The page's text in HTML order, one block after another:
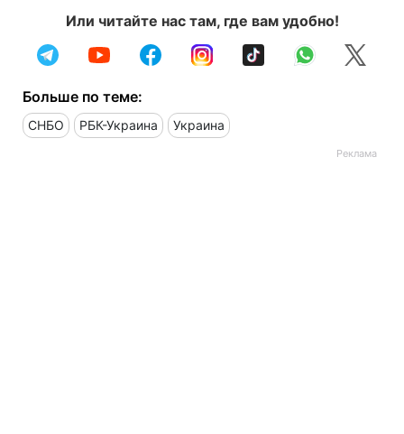
Или читайте нас там, где вам удобно!
Больше по теме:
СНБО РБК-Украина Украина